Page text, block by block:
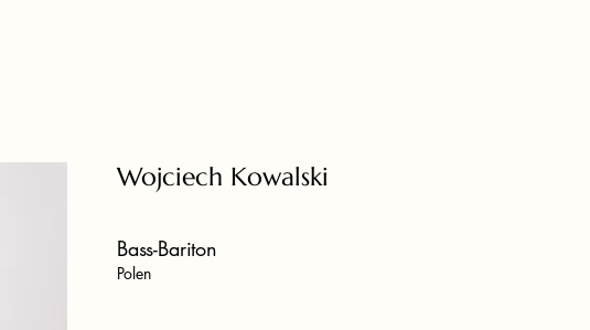
Wojciech Kowalski
Bass-Bariton
Polen